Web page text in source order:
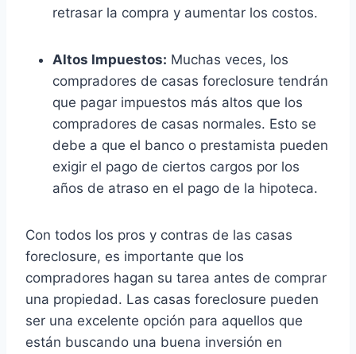
retrasar la compra y aumentar los costos.
Altos Impuestos: Muchas veces, los
compradores de casas foreclosure tendrán
que pagar impuestos más altos que los
compradores de casas normales. Esto se
debe a que el banco o prestamista pueden
exigir el pago de ciertos cargos por los
años de atraso en el pago de la hipoteca.
Con todos los pros y contras de las casas
foreclosure, es importante que los
compradores hagan su tarea antes de comprar
una propiedad. Las casas foreclosure pueden
ser una excelente opción para aquellos que
están buscando una buena inversión en